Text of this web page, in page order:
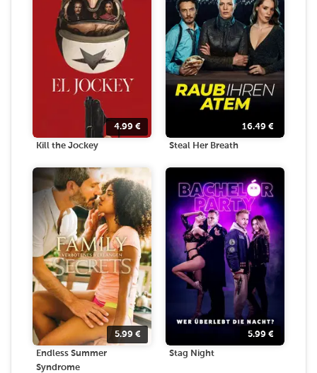
4.99 €
Kill the Jockey
16.49 €
Steal Her Breath
5.99 €
Endless Summer
Syndrome
5.99 €
Stag Night